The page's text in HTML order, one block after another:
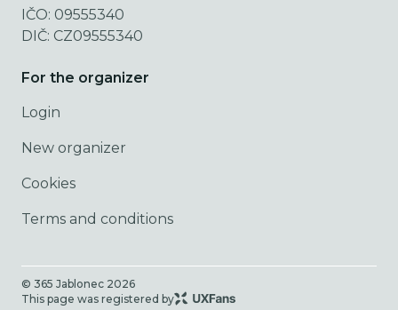
IČO: 09555340
DIČ: CZ09555340
For the organizer
Login
New organizer
Cookies
Terms and conditions
© 365 Jablonec 2026
This page was registered by